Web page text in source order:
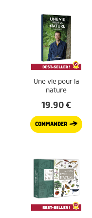
Une vie pour la
nature
19.90€
COMMANDER